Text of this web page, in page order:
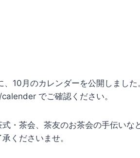
10月のカレンダーを公開しました
でご確認ください。
・茶会、茶友のお茶会の手伝いな
くださいませ。